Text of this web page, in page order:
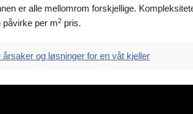
er alle mellomrom forskjellige.
påvirke per m2 pris.
årsaker og løsninger for en våt kjeller